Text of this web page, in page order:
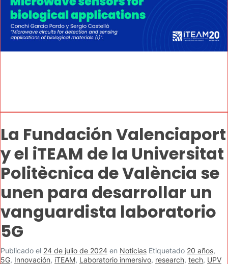
La Fundación Valenciaport
y el iTEAM de la Universitat
Politècnica de València se
unen para desarrollar un
vanguardista laboratorio
5G
Publicado el 24 de julio de 2024 en Noticias Etiquetado 20 años,
5G, Innovación, iTEAM, Laboratorio inmersivo, research, tech, UPV